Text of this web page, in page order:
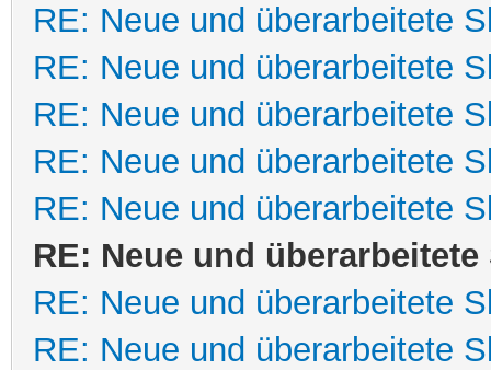
RE: Neue und überarbeitete
RE: Neue und überarbeitete
RE: Neue und überarbeitete
RE: Neue und überarbeitete
RE: Neue und überarbeitete
RE: Neue und
RE: Neue und überarbeitete
RE: Neue und überarbeitete